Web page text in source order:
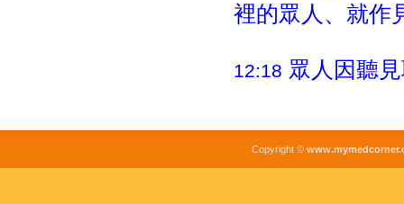
裡的眾人、就作
12:18 眾人因聽
Copyright ©